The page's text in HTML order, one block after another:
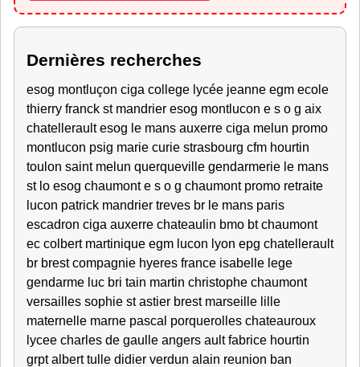
Dernières recherches
esog montluçon ciga college lycée jeanne egm ecole
thierry franck st mandrier esog montlucon e s o g aix
chatellerault esog le mans auxerre ciga melun promo
montlucon psig marie curie strasbourg cfm hourtin
toulon saint melun querqueville gendarmerie le mans
st lo esog chaumont e s o g chaumont promo retraite
lucon patrick mandrier treves br le mans paris
escadron ciga auxerre chateaulin bmo bt chaumont
ec colbert martinique egm lucon lyon epg chatellerault
br brest compagnie hyeres france isabelle lege
gendarme luc bri tain martin christophe chaumont
versailles sophie st astier brest marseille lille
maternelle marne pascal porquerolles chateauroux
lycee charles de gaulle angers ault fabrice hourtin
grpt albert tulle didier verdun alain reunion ban